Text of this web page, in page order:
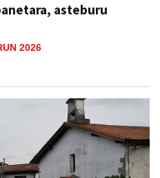
asteburu
2026